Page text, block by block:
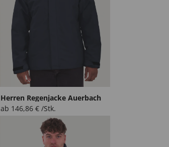
Herren Regenjacke Auerbach
ab 146,86 € /Stk.